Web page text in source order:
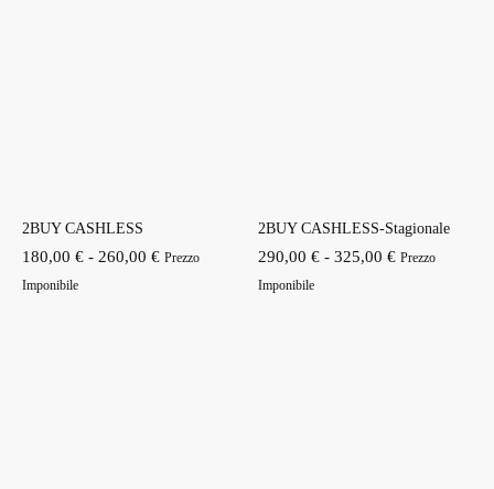
2BUY CASHLESS
180,00 € - 260,00 €Fascia
Prezzo
Imponibile
2BUY CASHLESS-Stagionale
290,00 € - 325,00 €Fascia
Prezzo
Imponibile